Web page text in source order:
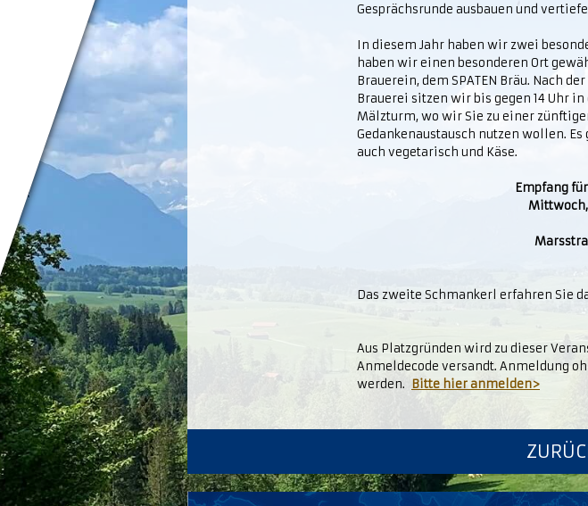
Gesprächsrunde ausbauen und
In diesem Jahr haben wir zwei
haben wir einen besonderen Ort
Brauerein, dem SPATEN Bräu. Nach
Brauerei sitzen wir bis gegen 14 Uhr
Mälzturm, wo wir Sie zu einer
Gedankenaustausch nutzen wollen.
auch vegetarisch und Käse.
Empfang
Mittwoch,
Das zweite Schmankerl erfahren Sie
Aus Platzgründen wird zu dieser
Anmeldecode versandt. Anmeldung
werden. Bitte hier anmelden>